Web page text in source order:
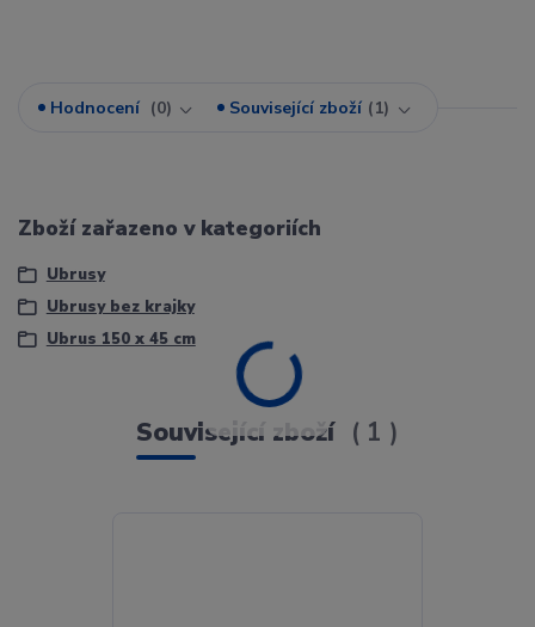
Hodnocení 0 Související zboží 1
Zboží zařazeno v kategoriích
Ubrusy
Ubrusy bez krajky
Ubrus 150 x 45 cm
Související zboží 1